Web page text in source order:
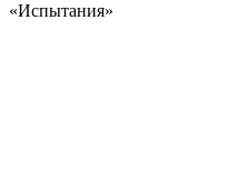
«Испытания»